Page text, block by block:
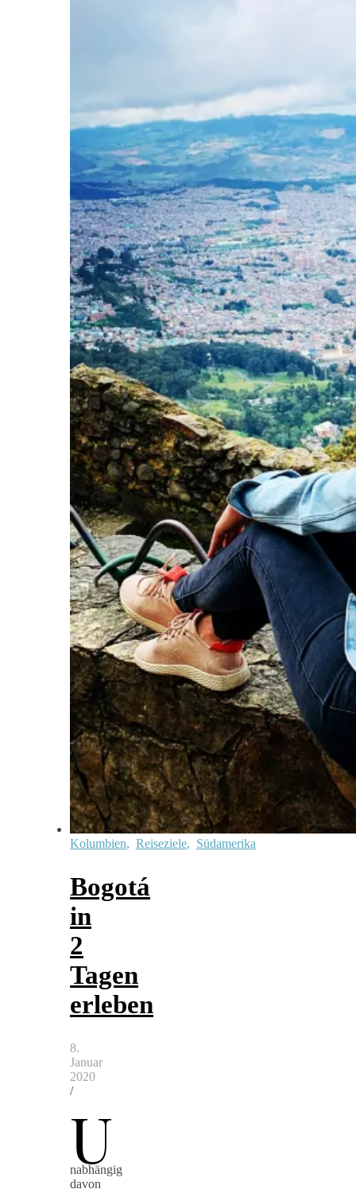
Kolumbien, Reiseziele, Südamerika
Bogotá
in
2
Tagen
erleben
8.
Januar
2020
/
U
nabhängig
davon